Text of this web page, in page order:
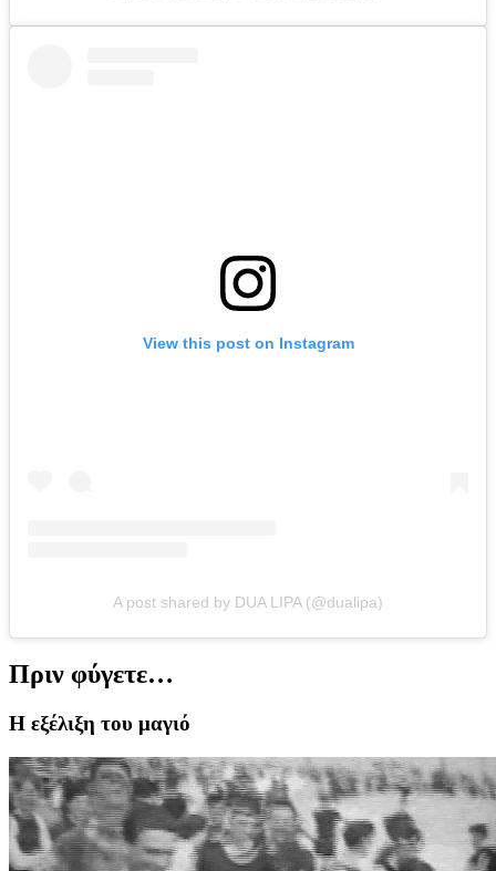
View this post on Instagram
A post shared by DUA LIPA (@dualipa)
Πριν φύγετε…
Η εξέλιξη του μαγιό